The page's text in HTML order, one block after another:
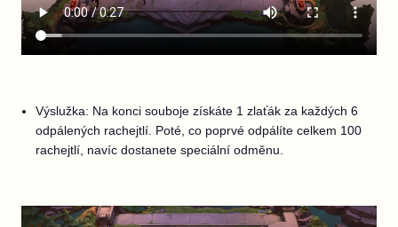
Výslužka: Na konci souboje získáte 1 zlaťák za každých 6
odpálených rachejtlí. Poté, co poprvé odpálíte celkem 100
rachejtlí, navíc dostanete speciální odměnu.